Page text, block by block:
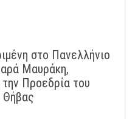
στο Πανελλήνιο
Μαυράκη,
Προεδρία του
Θήβας